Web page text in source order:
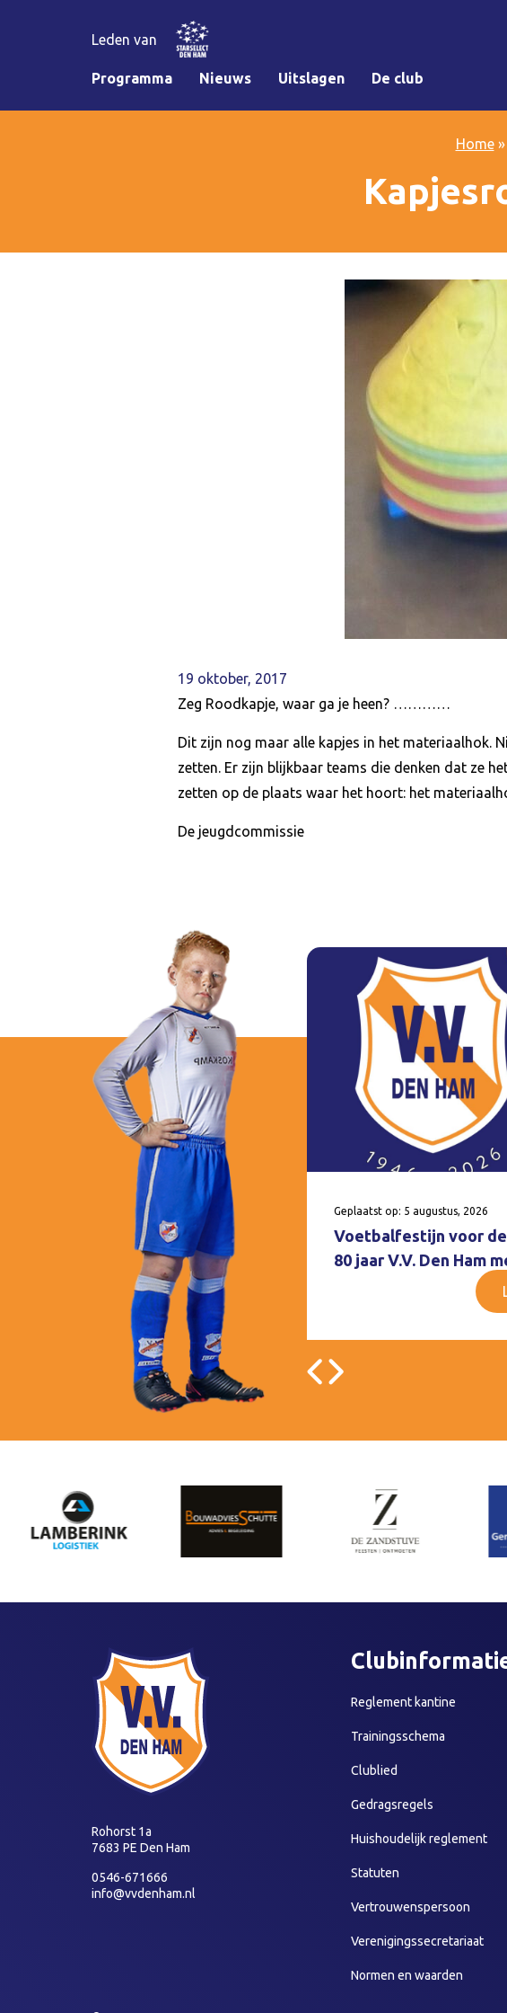
Leden van
Programma Nieuws Uitslagen De club
Home»
19 oktober, 2017
Zeg Roodkapje, waar ga je heen? …………
Dit zijn nog maar alle kapjes in het materiaalhok.
zetten. Er zijn blijkbaar teams die denken dat ze
zetten op de plaats waar het hoort: het
De jeugdcommissie
Geplaatst op: 5 augustus, 2026
Voetbalfestijn voor
80 jaar V.V. Den Ham
Rohorst 1a
7683 PE Den Ham
0546-671666
info@vvdenham.nl
Reglement kantine
Trainingsschema
Clublied
Gedragsregels
Huishoudelijk reglement
Statuten
Vertrouwenspersoon
Verenigingssecretariaat
Normen en waarden